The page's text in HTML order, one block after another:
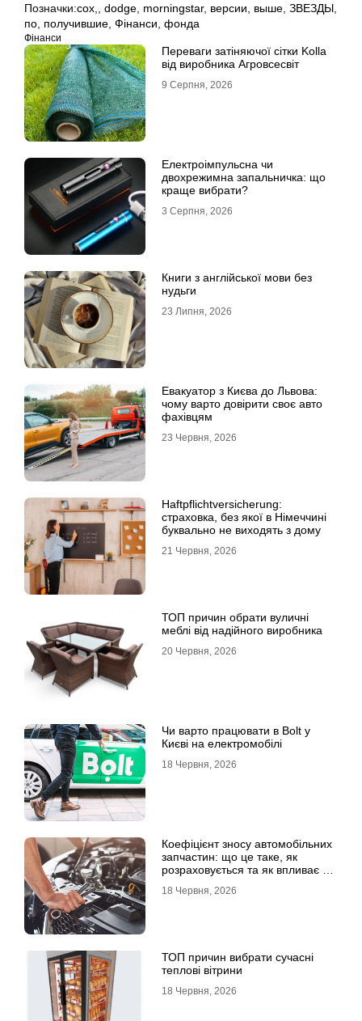
Позначки:cox,, dodge, morningstar, версии, выше, ЗВЕЗДЫ,
по, получившие, Фінанси, фонда
Фінанси
Переваги затіняючої сітки Kolla
від виробника Агровсесвіт
9 Серпня, 2026
Електроімпульсна чи
двохрежимна запальничка: що
краще вибрати?
3 Серпня, 2026
Книги з англійської мови без
нудьги
23 Липня, 2026
Евакуатор з Києва до Львова:
чому варто довірити своє авто
фахівцям
23 Червня, 2026
Haftpflichtversicherung:
страховка, без якої в Німеччині
буквально не виходять з дому
21 Червня, 2026
ТОП причин обрати вуличні
меблі від надійного виробника
20 Червня, 2026
Чи варто працювати в Bolt у
Києві на електромобілі
18 Червня, 2026
Коефіцієнт зносу автомобільних
запчастин: що це таке, як
розраховується та як впливає на
18 Червня, 2026
ТОП причин вибрати сучасні
теплові вітрини
18 Червня, 2026